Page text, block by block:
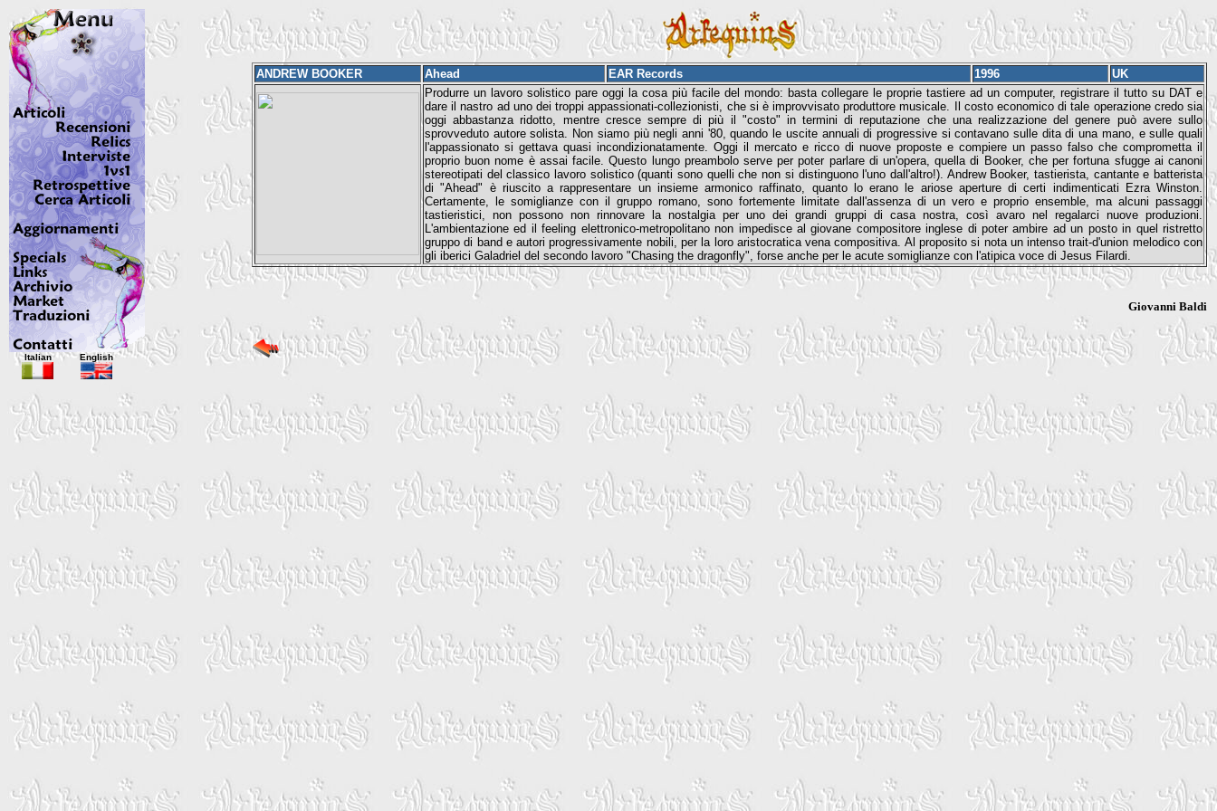
ANDREW BOOKER Ahead EAR Records 1996
UK
Produrre un lavoro solistico pare oggi la cosa più facile del mondo: basta collegare le proprie tastiere ad un computer, registrare il tutto su DAT e
dare il nastro ad uno dei troppi appassionati-collezionisti, che si è improvvisato produttore musicale. Il costo economico di tale operazione credo sia
oggi abbastanza ridotto, mentre cresce sempre di più il "costo" in termini di reputazione che una realizzazione del genere può avere sullo
sprovveduto autore solista. Non siamo più negli anni '80, quando le uscite annuali di progressive si contavano sulle dita di una mano, e sulle quali
l'appassionato si gettava quasi incondizionatamente. Oggi il mercato e ricco di nuove proposte e compiere un passo falso che comprometta il
proprio buon nome è assai facile. Questo lungo preambolo serve per poter parlare di un'opera, quella di Booker, che per fortuna sfugge ai canoni
stereotipati del classico lavoro solistico (quanti sono quelli che non si distinguono l'uno dall'altro!). Andrew Booker, tastierista, cantante e batterista
di "Ahead" è riuscito a rappresentare un insieme armonico raffinato, quanto lo erano le ariose aperture di certi indimenticati Ezra Winston.
Certamente, le somiglianze con il gruppo romano, sono fortemente limitate dall'assenza di un vero e proprio ensemble, ma alcuni passaggi
tastieristici, non possono non rinnovare la nostalgia per uno dei grandi gruppi di casa nostra, così avaro nel regalarci nuove produzioni.
L'ambientazione ed il feeling elettronico-metropolitano non impedisce al giovane compositore inglese di poter ambire ad un posto in quel ristretto
gruppo di band e autori progressivamente nobili, per la loro aristocratica vena compositiva. Al proposito si nota un intenso trait-d'union melodico con
gli iberici Galadriel del secondo lavoro "Chasing the dragonfly", forse anche per le acute somiglianze con l'atipica voce di Jesus Filardi.
Giovanni Baldi
Italian English